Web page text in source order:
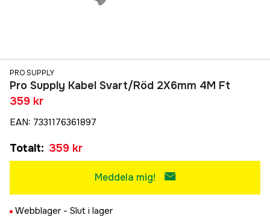
PRO SUPPLY
Pro Supply Kabel Svart/Röd 2X6mm 4M Ft
359 kr
EAN: 7331176361897
Totalt: 359 kr
Meddela mig!
Webblager - Slut i lager